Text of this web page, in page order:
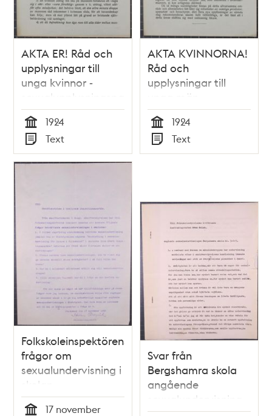
AKTA ER! Råd och
upplysningar till
unga kvinnor -
sexualupplysningspamflett
1924
Tid
1924
Typ
Text
AKTA KVINNORNA!
Råd och
upplysningar till
unga män -
1924
Tid
1924
Typ
Text
Folkskoleinspektörens
frågor om
sexualundervisning i
skolan
17 november
Svar från
Bergshamra skola
angående
sexualundervisning